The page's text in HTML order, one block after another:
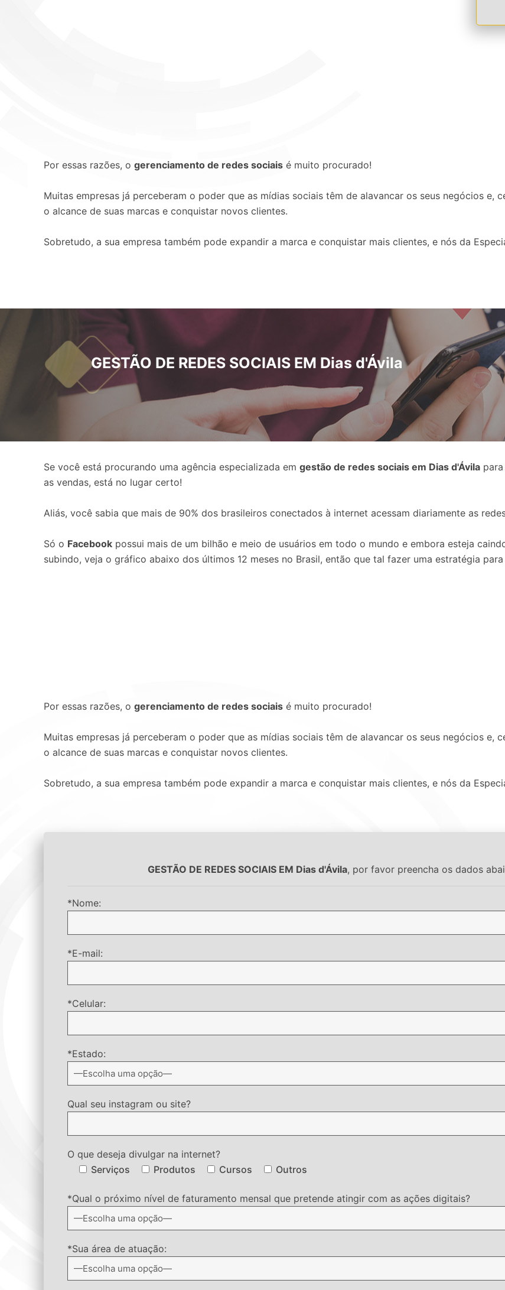
Por essas razões, o gerenciamento de redes sociais é muito procurado!
Muitas empresas já perceberam o poder que as mídias sociais têm de alavancar os seus negócios e,
o alcance de suas marcas e conquistar novos clientes.
Sobretudo, a sua empresa também pode expandir a marca e conquistar mais clientes, e nós da
GESTÃO DE REDES SOCIAIS EM Dias d'Ávila
Se você está procurando uma agência especializada em gestão de redes sociais em Dias d'Ávila para
as vendas, está no lugar certo!
Aliás, você sabia que mais de 90% dos brasileiros conectados à internet acessam diariamente as
Só o Facebook possui mais de um bilhão e meio de usuários em todo o mundo e embora esteja
subindo, veja o gráfico abaixo dos últimos 12 meses no Brasil, então que tal fazer uma estratégia
Por essas razões, o gerenciamento de redes sociais é muito procurado!
Muitas empresas já perceberam o poder que as mídias sociais têm de alavancar os seus negócios e,
o alcance de suas marcas e conquistar novos clientes.
Sobretudo, a sua empresa também pode expandir a marca e conquistar mais clientes, e nós da
GESTÃO DE REDES SOCIAIS EM Dias d'Ávila, por favor preencha os dados
*Nome:
*E-mail:
*Celular:
*Estado:
Qual seu instagram ou site?
O que deseja divulgar na internet?
Serviços
Produtos Cursos Outros
*Qual o próximo nível de faturamento mensal que pretende atingir com as ações digitais?
*Sua área de atuação: